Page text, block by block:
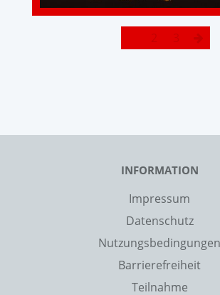
2 3
INFORMATION
Impressum
Datenschutz
Nutzungsbedingungen
Barrierefreiheit
Teilnahme